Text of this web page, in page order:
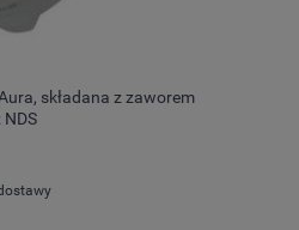
składana z zaworem